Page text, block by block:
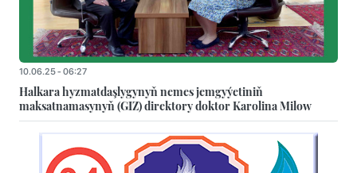
10.06.25 - 06:27
Halkara hyzmatdaşlygynyň nemes jemgyýetiniň
maksatnamasynyň (GIZ) direktory doktor Karolina Milow